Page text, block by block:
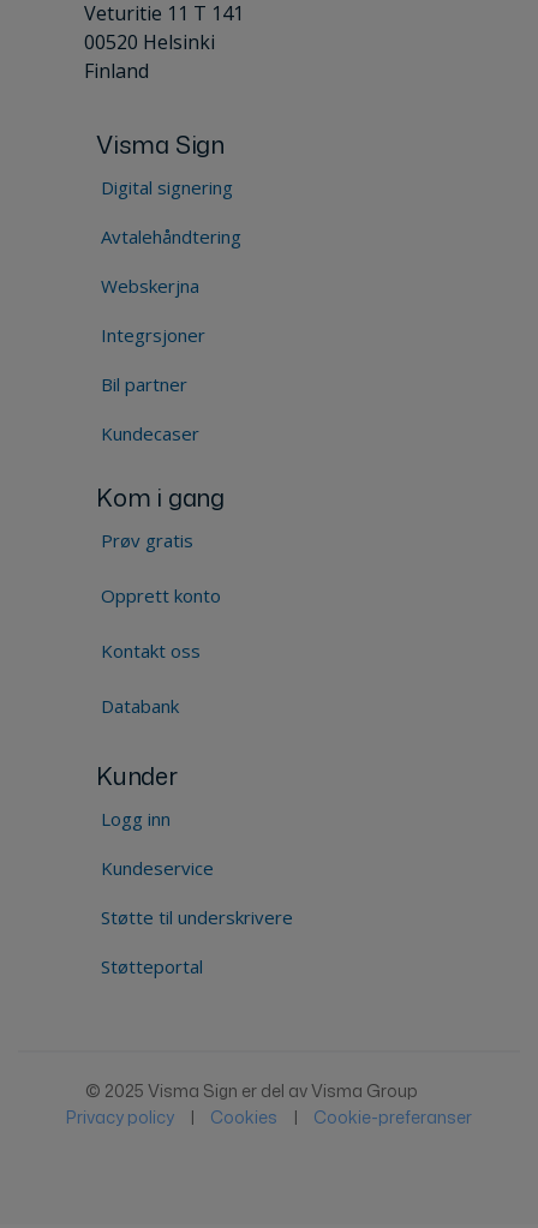
Veturitie 11 T 141
00520 Helsinki
Finland
Visma Sign
Digital signering
Avtalehåndtering
Webskerjna
Integrsjoner
Bil partner
Kundecaser
Kom i gang
Prøv gratis
Opprett konto
Kontakt oss
Databank
Kunder
Logg inn
Kundeservice
Støtte til underskrivere
Støtteportal
© 2025 Visma Sign er del av Visma Group
Privacy policy
| Cookies | Cookie-preferanser